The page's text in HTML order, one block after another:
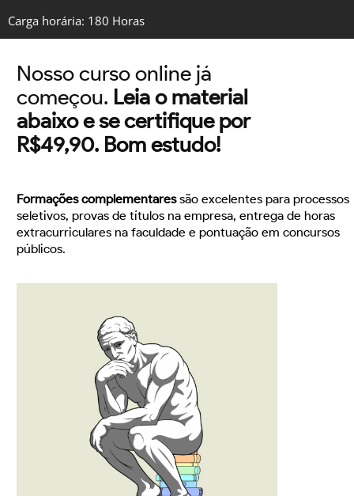
Carga horária: 180 Horas
Nosso curso online já
começou. Leia o material
abaixo e se certifique por
R$49,90. Bom estudo!
Formações complementaressão excelentes para processos
seletivos, provas de títulos na empresa, entrega de horas
extracurriculares na faculdade e pontuação em concursos
públicos.